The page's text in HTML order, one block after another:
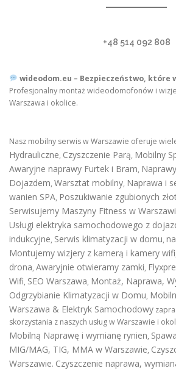
+48 514 092 808
wideodom.eu – Bezpieczeństwo, które
Profesjonalny montaż wideodomofonów i
Warszawa i okolice.
Nasz mobilny serwis w Warszawie oferuje
Hydrauliczne, Czyszczenie Parą, Mobilny
Awaryjne naprawy Furtek i Bram,
Dojazdem, Warsztat mobilny, Naprawa i
wanien SPA, Poszukiwanie zgubionych
Serwisujemy Maszyny Fitness w
Usługi elektryka samochodowego z
indukcyjne, Serwis klimatyzacji w domu,
Montujemy wizjery z kamerą i kamery wifi
drona, Awaryjnie otwieramy zamki,
Wifi, SEO Warszawa, Montaż, Naprawa,
Odgrzybianie Klimatyzacji w Domu,
Warszawa & Elektryk Samochodowy
skorzystania z naszych usług w Warszawie i
Mobilną Naprawę i wymianę rynien,
MIG/MAG, TIG, MMA w Warszawie,
Warszawie. Czyszczenie naprawa,